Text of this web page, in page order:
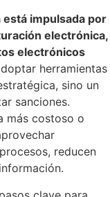
está impulsada por
electrónica,
electrónicos
herramientas
sino un
sanciones.
más costoso o
reducen